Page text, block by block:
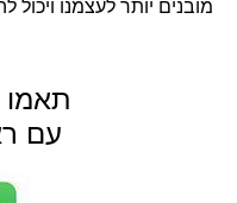
מובנים יותר לעצמנו
תאמו
עם